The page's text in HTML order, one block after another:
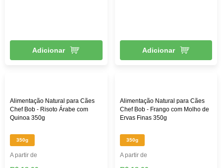
Adicionar Adicionar
Alimentação Natural para Cães
Chef Bob - Risoto Árabe com
Quinoa 350g
350g
A partir de
Alimentação Natural para Cães
Chef Bob - Frango com Molho de
Ervas Finas 350g
350g
A partir de